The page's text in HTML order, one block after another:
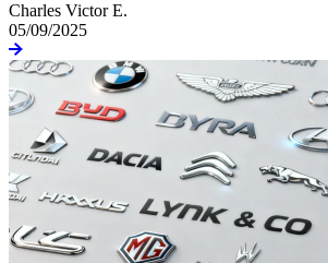
Charles Victor E.
05/09/2025